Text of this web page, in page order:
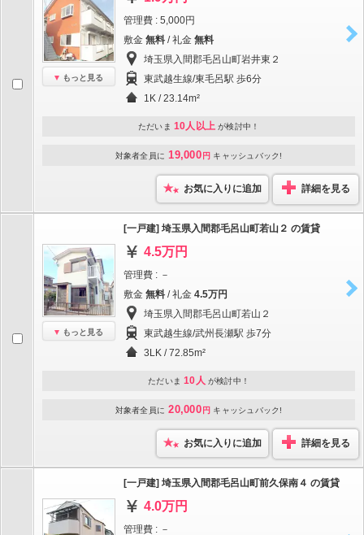
もっと見る
管理費 : 5,000円
敷金 無料 / 礼金 無料
埼玉県入間郡毛呂山町岩井東２
東武越生線/東毛呂駅 歩6分
1K / 23.14m²
ただいま 10人以上 が検討中！
対象者全員に 19,000 円 キャッシュバック!
お気に入りに追加 詳細を見る
もっと見る
[一戸建] 埼玉県入間郡毛呂山町若山２ の賃貸
4.5万円
管理費 : －
敷金 無料 / 礼金 4.5万円
埼玉県入間郡毛呂山町若山２
東武越生線/武州長瀬駅 歩7分
3LK / 72.85m²
ただいま 10人 が検討中！
対象者全員に 20,000 円 キャッシュバック!
お気に入りに追加 詳細を見る
[一戸建] 埼玉県入間郡毛呂山町前久保南４ の賃貸
4.0万円
管理費 : －